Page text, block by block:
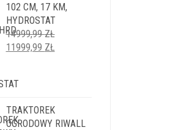
102 CM, 17 KM,
HYDROSTAT
14999,99ZŁ
PIERWOTNA
14999,99 ZŁ.
11999,99 ZŁ
TRAKTOREK
OGRODOWY RIWALL